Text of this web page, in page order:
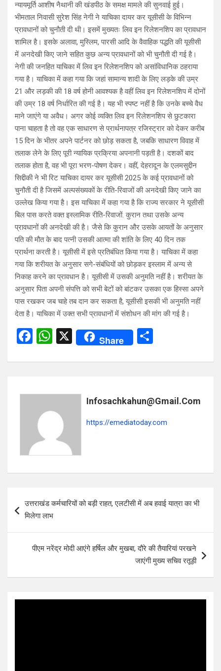
न्यायमूर्ति आशीष नैथानी की खंडपीठ के समक्ष मामले की सुनवाई हुई।
भीमताल निवासी सुरेश सिंह नेगी ने याचिका दायर कर यूसीसी के विभिन्न
प्रावधानों को चुनौती दी थी। इसमें मुख्यतः लिव इन रिलेशनशिप का प्रावधान
शामिल है। इसके अलावा, मुस्लिम, पारसी आदि के वैवाहिक पद्धति की यूसीसी
में अनदेखी किए जाने सहित कुछ अन्य प्रावधानों को भी चुनौती दी गई है।
नेगी की जनहित याचिका में लिव इन रिलेशनशिप को असांविधानिक ठहराया
गया है। याचिका में कहा गया कि जहां सामान्य शादी के लिए लड़के की उम्र
21 और लड़की की 18 वर्ष होनी आवश्यक है वहीं लिव इन रिलेशनशिप में दोनों
की उम्र 18 वर्ष निर्धारित की गई है। यह भी स्पष्ट नहीं है कि उनके बच्चे वैध
माने जाएंगे या अवैध। अगर कोई व्यक्ति लिव इन रिलेशनशिप से छुटकारा
पाना चाहता है तो वह एक साधारण से प्रार्थनापत्र रजिस्ट्रार को देकर करीब
15 दिन के भीतर अपने पार्टनर को छोड़ सकता है, जबकि साधारण विवाह में
तलाक लेने के लिए पूरी न्यायिक प्रक्रिया अपनानी पड़ती है। दशकों बाद
तलाक होता है, वह भी पूरा भरण-पोषण देकर। वहीं, देहरादून के एलमसुद्दीन
सिद्दीकी ने भी रिट याचिका दायर कर यूसीसी 2025 के कई प्रावधानों को
चुनौती दी है जिसमें अल्पसंख्यकों के रीति-रिवाजों की अनदेखी किए जाने का
उल्लेख किया गया है। इस याचिका में कहा गया है कि राज्य सरकार ने यूसीसी
बिल पास करते वक्त इस्लामिक रीति-रिवाजों. कुरान तथा उसके अन्य
प्रावधानों की अनदेखी की है। जैसे कि कुरान और उसके आयतों के अनुसार
पति की मौत के बाद पत्नी उसकी आत्मा की शांति के लिए 40 दिन तक
प्रार्थना करती है। यूसीसी में इसे प्रतिबंधित किया गया है। याचिका में कहा
गया कि शरीयत के अनुसार सगे-संबंधियों को छोड़कर इस्लाम में अन्य से
निकाह करने का प्रावधान है। यूसीसी में उसकी अनुमति नहीं है। शरीयत के
अनुसार पिता अपनी संपत्ति को सभी बेटों को बांटकर उसका एक हिस्सा अपने
पास रखकर जब चाहे तब दान कर सकता है, यूसीसी इसकी भी अनुमति नहीं
देता है। याचिका में उक्त सभी प्रावधानों में संशोधन की मांग की गई है।
F
ce
o
o
k
W
at
A
p
p
X Share
ar
Infosachkahun@gmail.com
https://emediatoday.com
navigation
उत्तराखंड कर्मचारियों को बड़ी राहत, एलटीसी में अब हवाई यात्रा का भी
मिलेगा लाभ
पीएम नरेंद्र मोदी आएंगे हर्षिल और मुखबा, दौरे की तैयारियां परखने
जाएंगी मुख्य सचिव रतूड़ी